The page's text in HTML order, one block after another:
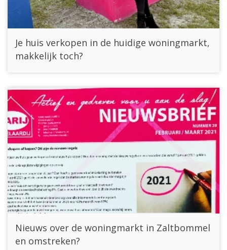
Je huis verkopen in de huidige woningmarkt,
makkelijk toch?
Nieuws over de woningmarkt in Zaltbommel
en omstreken?